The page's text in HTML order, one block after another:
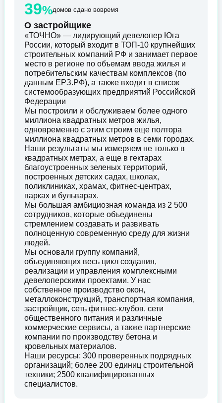
39%домов сдано вовремя
О застройщике
«ТОЧНО» — лидирующий девелопер Юга
России, который входит в ТОП-10 крупнейших
строительных компаний РФ и занимает первое
место в регионе по объемам ввода жилья и
потребительским качествам комплексов (по
данным ЕРЗ.РФ), а также входит в список
системообразующих предприятий Российской
Федерации
Мы построили и обслуживаем более одного
миллиона квадратных метров жилья,
одновременно с этим строим еще полтора
миллиона квадратных метров в семи городах.
Наши результаты мы измеряем не только в
квадратных метрах, а еще в гектарах
благоустроенных зеленых территорий,
построенных детских садах, школах,
поликлиниках, храмах, фитнес-центрах,
парках и бульварах.
Мы большая амбициозная команда из 2 500
сотрудников, которые объединены
стремлением создавать и развивать
полноценную современную среду для жизни
людей.
Мы основали группу компаний,
объединяющих весь цикл создания,
реализации и управления комплексными
девелоперскими проектами. У нас
собственное производство окон,
металлоконструкций, транспортная компания,
застройщик, сеть фитнес-клубов, сети
общественного питания и различные
коммерческие сервисы, а также партнерские
компании по производству бетона и
кровельных материалов.
Наши ресурсы: 300 проверенных подрядных
организаций; более 200 единиц строительной
техники; 2500 квалифицированных
специалистов.